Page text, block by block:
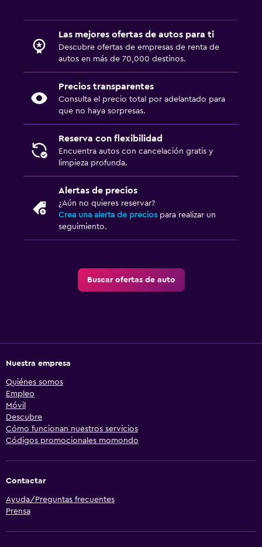
Las mejores ofertas de autos para ti
Descubre ofertas de empresas de renta de
autos en más de 70,000 destinos.
Precios transparentes
Consulta el precio total por adelantado para
que no haya sorpresas.
Reserva con flexibilidad
Encuentra autos con cancelación gratis y
limpieza profunda.
Alertas de precios
¿Aún no quieres reservar?
Crea una alerta de precios para realizar un
seguimiento.
Buscar ofertas de auto
Nuestra empresa
Quiénes somos
Empleo
Móvil
Descubre
Cómo funcionan nuestros servicios
Códigos promocionales momondo
Contactar
Ayuda/Preguntas frecuentes
Prensa